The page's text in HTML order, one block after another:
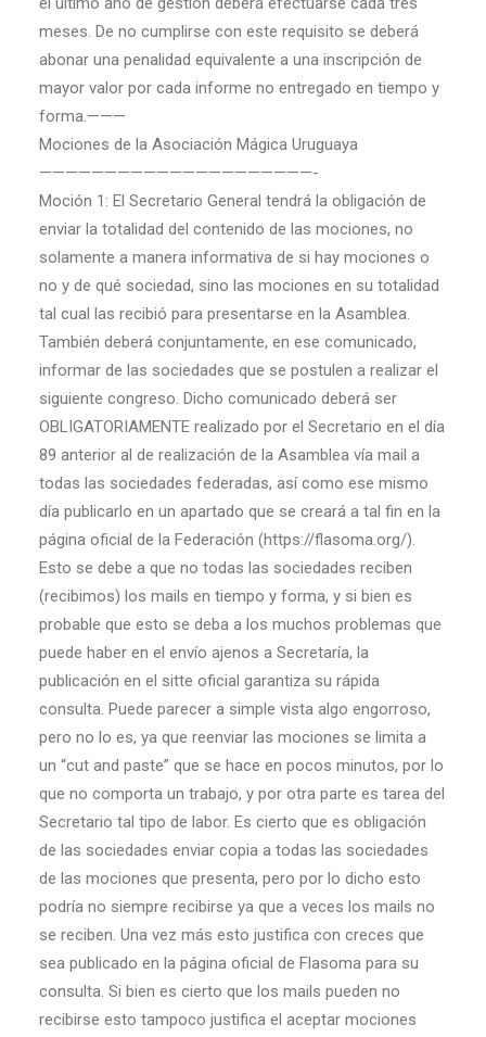
meses. De no cumplirse con este requisito se deberá
abonar una penalidad equivalente a una inscripción de
mayor valor por cada informe no entregado en tiempo y
forma.———
Mociones de la Asociación Mágica Uruguaya
—————————————————————-
Moción 1: El Secretario General tendrá la obligación de
enviar la totalidad del contenido de las mociones, no
solamente a manera informativa de si hay mociones o
no y de qué sociedad, sino las mociones en su totalidad
tal cual las recibió para presentarse en la Asamblea.
También deberá conjuntamente, en ese comunicado,
informar de las sociedades que se postulen a realizar el
siguiente congreso. Dicho comunicado deberá ser
OBLIGATORIAMENTE realizado por el Secretario en el día
89 anterior al de realización de la Asamblea vía mail a
todas las sociedades federadas, así como ese mismo
día publicarlo en un apartado que se creará a tal fin en la
página oficial de la Federación (https://flasoma.org/).
Esto se debe a que no todas las sociedades reciben
(recibimos) los mails en tiempo y forma, y si bien es
probable que esto se deba a los muchos problemas que
puede haber en el envío ajenos a Secretaría, la
publicación en el sitte oficial garantiza su rápida
consulta. Puede parecer a simple vista algo engorroso,
pero no lo es, ya que reenviar las mociones se limita a
un “cut and paste” que se hace en pocos minutos, por lo
que no comporta un trabajo, y por otra parte es tarea del
Secretario tal tipo de labor. Es cierto que es obligación
de las sociedades enviar copia a todas las sociedades
de las mociones que presenta, pero por lo dicho esto
podría no siempre recibirse ya que a veces los mails no
se reciben. Una vez más esto justifica con creces que
sea publicado en la página oficial de Flasoma para su
consulta. Si bien es cierto que los mails pueden no
recibirse esto tampoco justifica el aceptar mociones